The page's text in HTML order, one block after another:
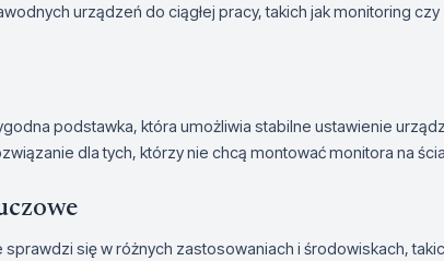
urządzeń do ciągłej pracy, takich jak monitoring czy
podstawka, która umożliwia stabilne ustawienie
dla tych, którzy nie chcą montować monitora na
się w różnych zastosowaniach i środowiskach,